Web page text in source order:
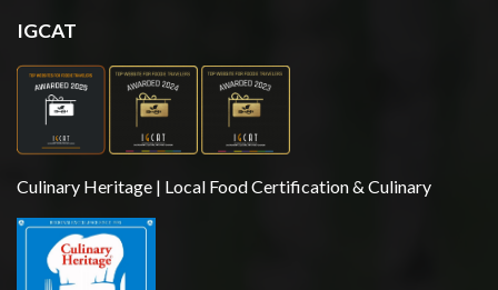
IGCAT
Culinary Heritage | Local Food Certification & Culinary